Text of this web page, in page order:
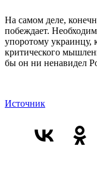
На самом деле,
побеждает.
упоротому украинцу,
критического
бы он ни ненавидел
Источник